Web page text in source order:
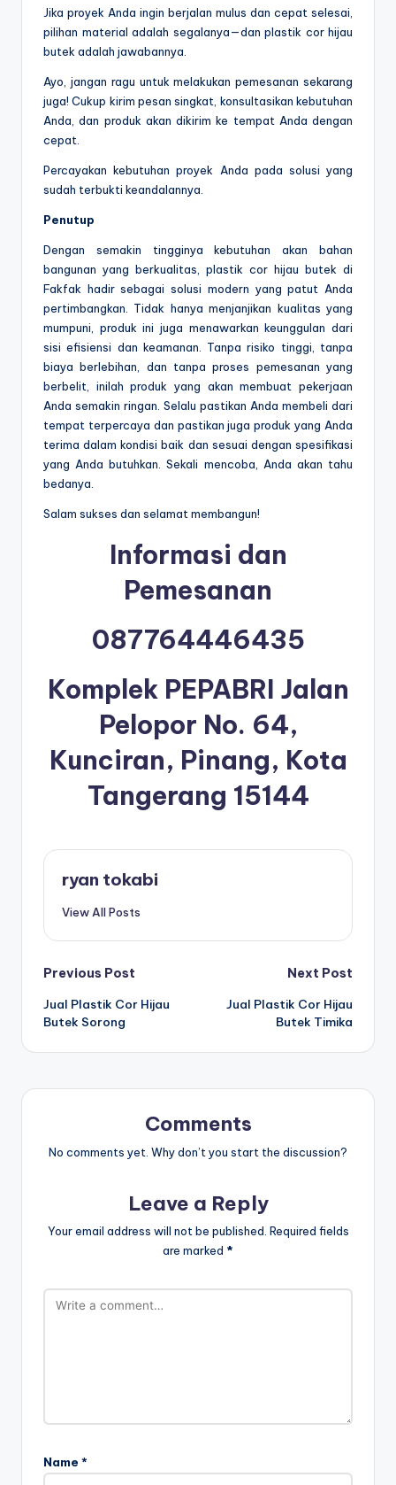
Jika proyek Anda ingin berjalan mulus dan cepat selesai,
pilihan material adalah segalanya—dan plastik cor hijau
butek adalah jawabannya.
Ayo, jangan ragu untuk melakukan pemesanan sekarang
juga! Cukup kirim pesan singkat, konsultasikan kebutuhan
Anda, dan produk akan dikirim ke tempat Anda dengan
cepat.
Percayakan kebutuhan proyek Anda pada solusi yang
sudah terbukti keandalannya.
Penutup
Dengan semakin tingginya kebutuhan akan bahan
bangunan yang berkualitas, plastik cor hijau butek di
Fakfak hadir sebagai solusi modern yang patut Anda
pertimbangkan. Tidak hanya menjanjikan kualitas yang
mumpuni, produk ini juga menawarkan keunggulan dari
sisi efisiensi dan keamanan. Tanpa risiko tinggi, tanpa
biaya berlebihan, dan tanpa proses pemesanan yang
berbelit, inilah produk yang akan membuat pekerjaan
Anda semakin ringan. Selalu pastikan Anda membeli dari
tempat terpercaya dan pastikan juga produk yang Anda
terima dalam kondisi baik dan sesuai dengan spesifikasi
yang Anda butuhkan. Sekali mencoba, Anda akan tahu
bedanya.
Salam sukses dan selamat membangun!
Informasi dan
Pemesanan
087764446435
Komplek PEPABRI Jalan
Pelopor No. 64,
Kunciran, Pinang, Kota
Tangerang 15144
ryan tokabi
View All Posts
Post
navigation
Previous Post
Jual Plastik Cor Hijau
Butek Sorong
Next Post
Jual Plastik Cor Hijau
Butek Timika
Comments
No comments yet. Why don’t you start the discussion?
Leave a Reply
Your email address will not be published. Required fields
are marked *
Name *